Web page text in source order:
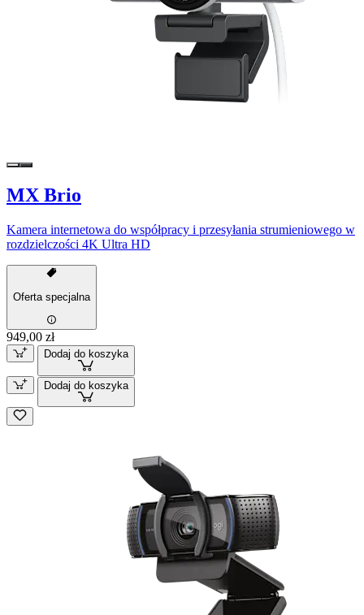
MX Brio
Kamera internetowa do współpracy i przesyłania strumieniowego w
rozdzielczości 4K Ultra HD
Oferta specjalna
949,00 zł
Dodaj do koszyka
Dodaj do koszyka